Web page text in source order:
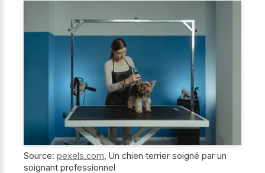
Source: pexels.com Un chien terrier soigné par un
soignant professionnel